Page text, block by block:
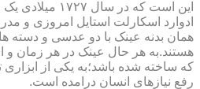
این است که در
ادوارد اسکارلت استایل امروزی و
همان بدنه عینک با دو عدسی و
هستند.به هر حال عینک در هر زمان و
که ساخته شده باشد؛به یکی از
رفع نیازهای انسان درامده است.